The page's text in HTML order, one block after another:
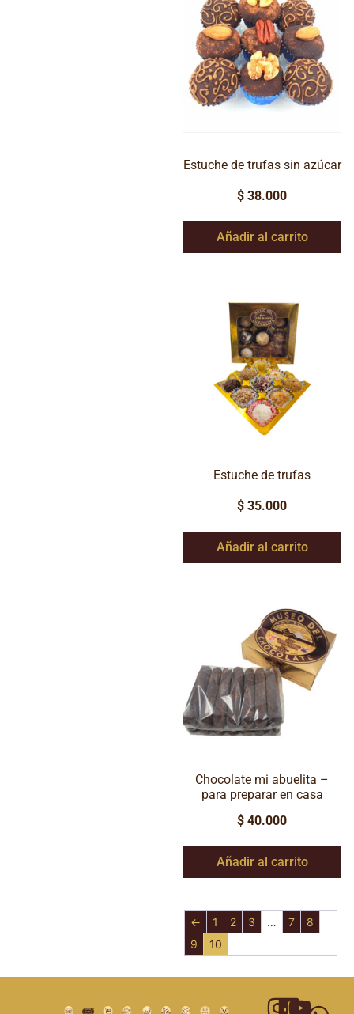
Estuche de trufas sin azúcar
$ 38.000
Añadir al carrito
Estuche de trufas
$ 35.000
Añadir al carrito
Chocolate mi abuelita –
para preparar en casa
$ 40.000
Añadir al carrito
← 1 2 3 … 7
8
9
10